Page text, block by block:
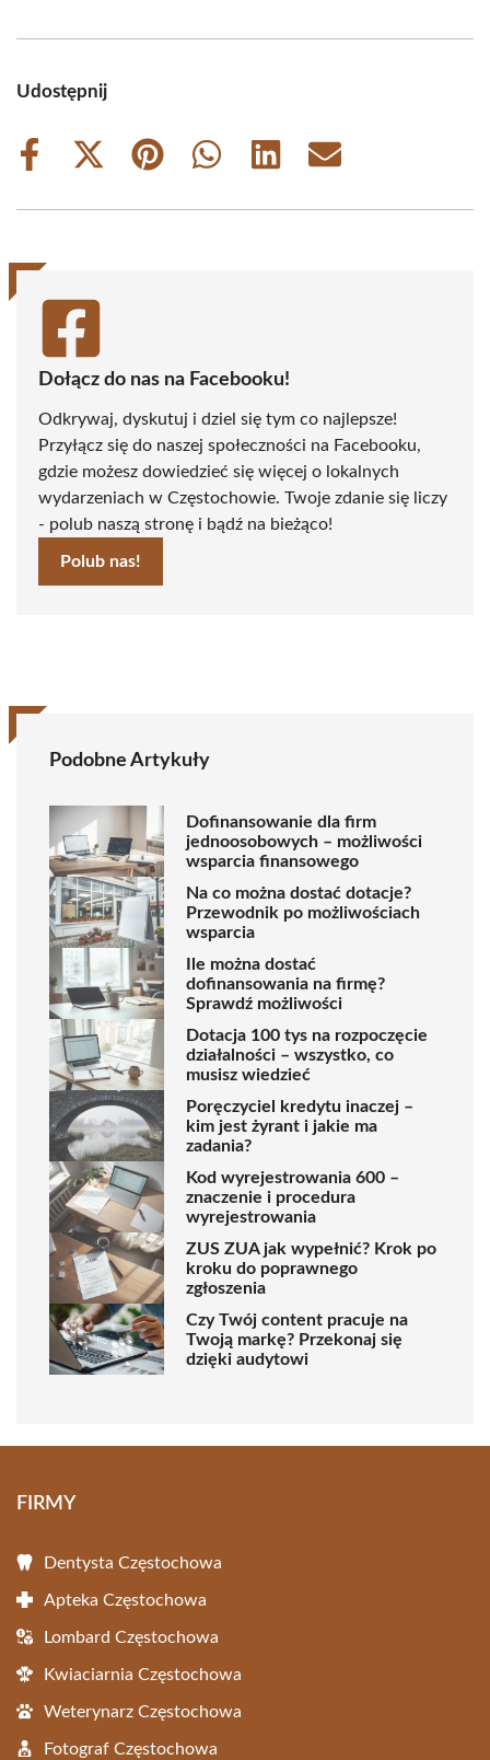
Udostępnij
Share
Share
(Twitter)
Share
Share
Share
Share
Dołącz do nas na Facebooku!
Odkrywaj, dyskutuj i dziel się tym co najlepsze!
Przyłącz się do naszej społeczności na Facebooku,
gdzie możesz dowiedzieć się więcej o lokalnych
wydarzeniach w Częstochowie. Twoje zdanie się liczy
- polub naszą stronę i bądź na bieżąco!
Polub nas!
Podobne Artykuły
Dofinansowanie dla firm
jednoosobowych – możliwości
wsparcia finansowego
Na co można dostać dotacje?
Przewodnik po możliwościach
wsparcia
Ile można dostać
dofinansowania na firmę?
Sprawdź możliwości
Dotacja 100 tys na rozpoczęcie
działalności – wszystko, co
musisz wiedzieć
Poręczyciel kredytu inaczej –
kim jest żyrant i jakie ma
zadania?
Kod wyrejestrowania 600 –
znaczenie i procedura
wyrejestrowania
ZUS ZUA jak wypełnić? Krok po
kroku do poprawnego
zgłoszenia
Czy Twój content pracuje na
Twoją markę? Przekonaj się
dzięki audytowi
FIRMY
Dentysta Częstochowa
Apteka Częstochowa
Lombard Częstochowa
Kwiaciarnia Częstochowa
Weterynarz Częstochowa
Fotograf Częstochowa